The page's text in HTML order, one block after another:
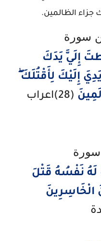
جزاء الظالمين.
سورة
إِلَيَّ يَدَكَ
إِلَيْكَ لِأَقْتُلَكَ
(28)اعراب
سورة
نَفْسُهُ قَتْلَ
الْخَاسِرِينَ